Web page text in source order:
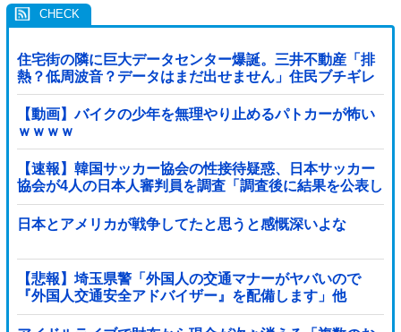
住宅街の隣に巨大データセンター爆誕。三井不動産「排
熱？低周波音？データはまだ出せません」住民ブチギレ
【動画】バイクの少年を無理やり止めるパトカーが怖い
ｗｗｗｗ
【速報】韓国サッカー協会の性接待疑惑、日本サッカー
協会が4人の日本人審判員を調査「調査後に結果を公表し
ます」
日本とアメリカが戦争してたと思うと感慨深いよな
【悲報】埼玉県警「外国人の交通マナーがヤバいので
『外国人交通安全アドバイザー』を配備します」他